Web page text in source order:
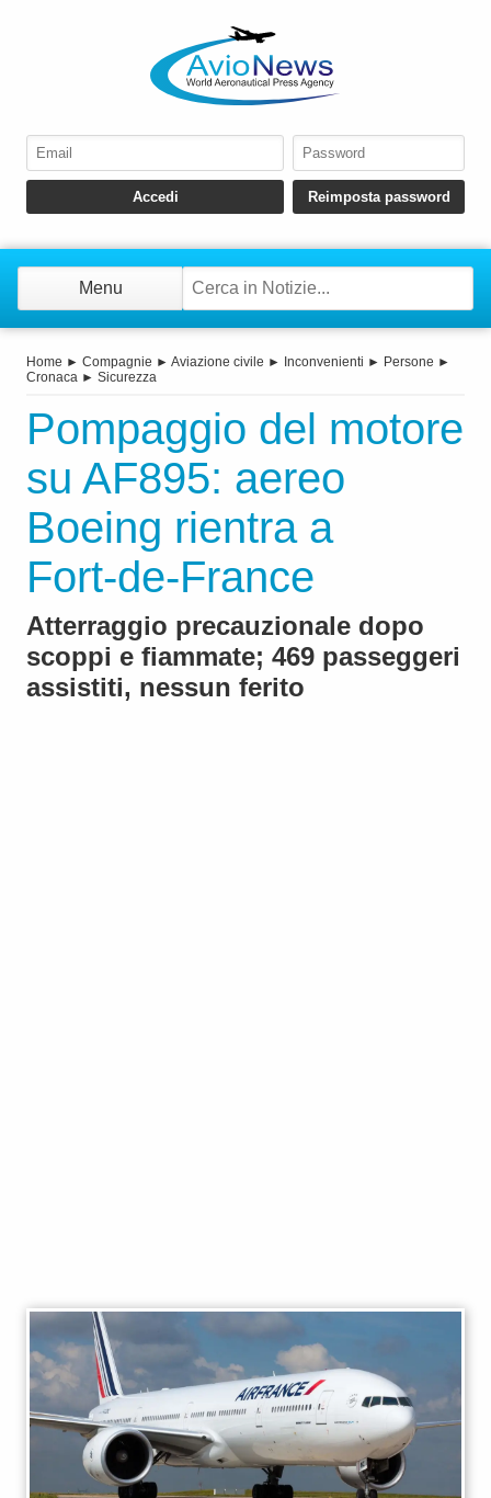
Menu
Home ► Compagnie ► Aviazione civile ► Inconvenienti ► Persone ►
Cronaca ► Sicurezza
Pompaggio del motore
su AF895: aereo
Boeing rientra a
Fort‑de‑France
Atterraggio precauzionale dopo
scoppi e fiammate; 469 passeggeri
assistiti, nessun ferito